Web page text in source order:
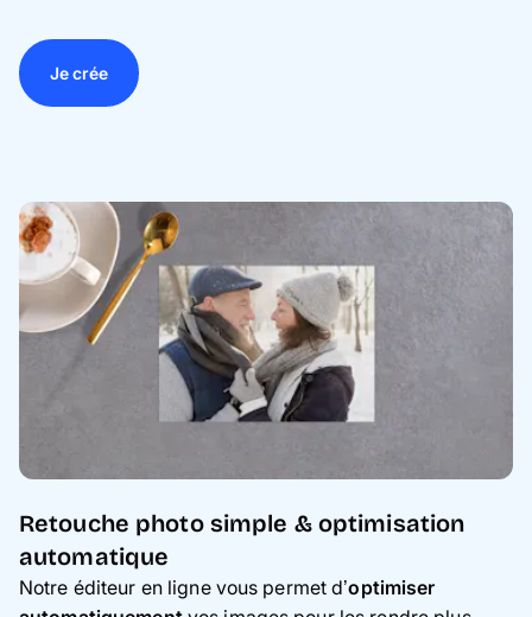
Je crée
Retouche photo simple & optimisation
automatique
Notre éditeur en ligne vous permet d’optimiser